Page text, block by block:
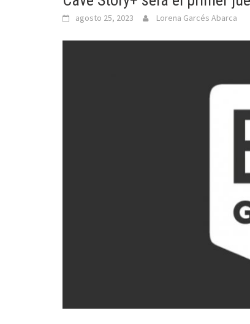
agosto 25, 2023 Lorena Garcés Abarca